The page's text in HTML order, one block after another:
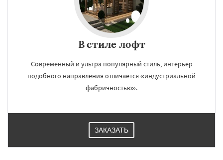
В стиле лофт
Современный и ультра популярный стиль, интерьер
подобного направления отличается «индустриальной
фабричностью».
ЗАКАЗАТЬ